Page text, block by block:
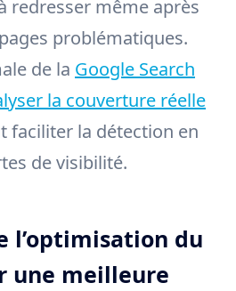
redresser même après
problématiques.
de la Google Search
la couverture réelle
faciliter la détection en
de visibilité.
l’optimisation du
une meilleure